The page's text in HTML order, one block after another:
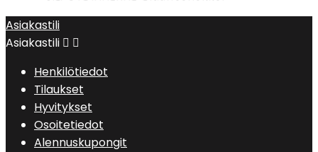
Asiakastili
Asiakastili  
Henkilötiedot
Tilaukset
Hyvitykset
Osoitetiedot
Alennuskupongit